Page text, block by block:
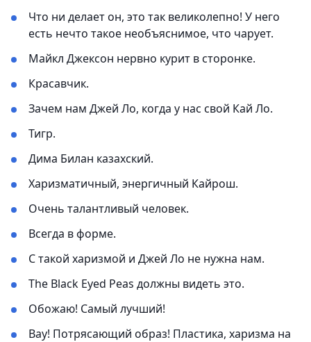
Что ни делает он, это так великолепно! У него
есть нечто такое необъяснимое, что чарует.
Майкл Джексон нервно курит в сторонке.
Красавчик.
Зачем нам Джей Ло, когда у нас свой Кай Ло.
Тигр.
Дима Билан казахский.
Харизматичный, энергичный Кайрош.
Очень талантливый человек.
Всегда в форме.
С такой харизмой и Джей Ло не нужна нам.
The Black Eyed Peas должны видеть это.
Обожаю! Самый лучший!
Вау! Потрясающий образ! Пластика, харизма на